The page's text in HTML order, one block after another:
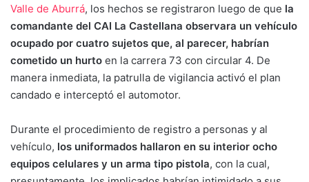
Valle de Aburrá, los hechos se registraron luego de que la
comandante del CAI La Castellana observara un vehículo
ocupado por cuatro sujetos que, al parecer, habrían
cometido un hurto en la carrera 73 con circular 4. De
manera inmediata, la patrulla de vigilancia activó el plan
candado e interceptó el automotor.
Durante el procedimiento de registro a personas y al
vehículo, los uniformados hallaron en su interior ocho
equipos celulares y un arma tipo pistola, con la cual,